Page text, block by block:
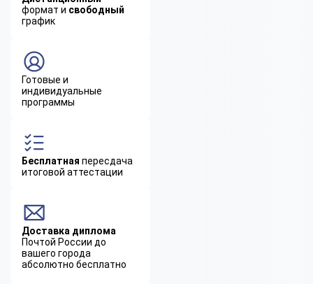
формат и свободный
график
Готовые и
индивидуальные
программы
Бесплатная пересдача
итоговой аттестации
Доставка диплома
Почтой России до
вашего города
абсолютно бесплатно